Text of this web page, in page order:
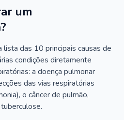
um
lista das 10 principais causas de
condições diretamente
a doença pulmonar
das vias respiratórias
o câncer de pulmão,